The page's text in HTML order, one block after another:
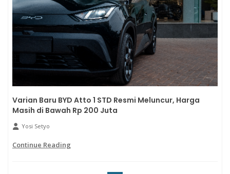
Varian Baru BYD Atto 1 STD Resmi Meluncur, Harga
Masih di Bawah Rp 200 Juta
Yosi Setyo
Continue Reading